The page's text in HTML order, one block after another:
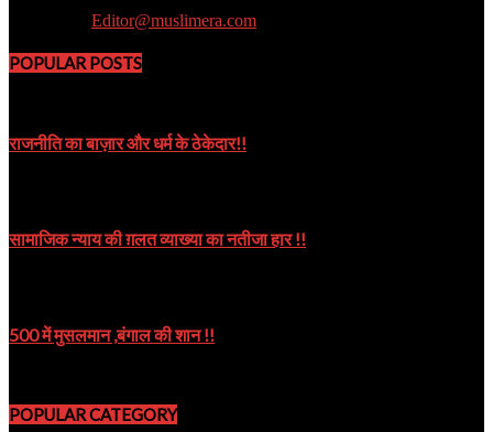
Editor@muslimera.com
POPULAR POSTS
राजनीति का बाज़ार और धर्म के ठेकेदार!!
सामाजिक न्याय की ग़लत व्याख्या का नतीजा हार !!
500 में मुसलमान ,बंगाल की शान !!
POPULAR CATEGORY